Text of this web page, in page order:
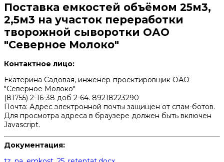
Поставка емкостей объёмом 25м3,
2,5м3 на участок переработки
творожной сыворотки ОАО
"Северное Молоко"
Контактное лицо:
Екатерина Садовая, инженер-проектировщик ОАО
"Северное Молоко"
(81755) 2-16-38 доб 2-64. 89218223290
Почта: Адрес электронной почты защищен от спам-ботов.
Для просмотра адреса в браузере должен быть включен
Javascript.
Документация: